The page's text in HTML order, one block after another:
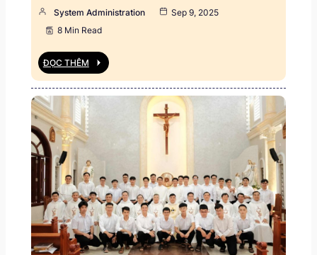
System Administration
Sep 9, 2025
8 Min Read
ĐỌC THÊM